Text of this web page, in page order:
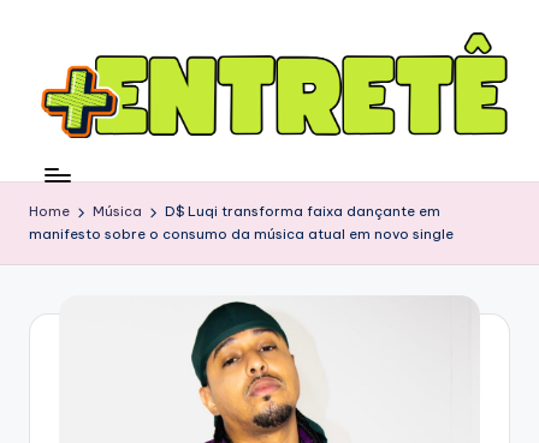
Home Música
D$ Luqi transforma faixa dançante em
manifesto sobre o consumo da música atual em novo single